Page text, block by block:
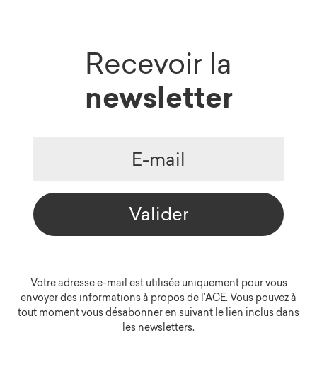
Recevoir la
newsletter
Valider
Votre adresse e-mail est utilisée uniquement pour vous
envoyer des informations à propos de l’ACE. Vous pouvez à
tout moment vous désabonner en suivant le lien inclus dans
les newsletters.